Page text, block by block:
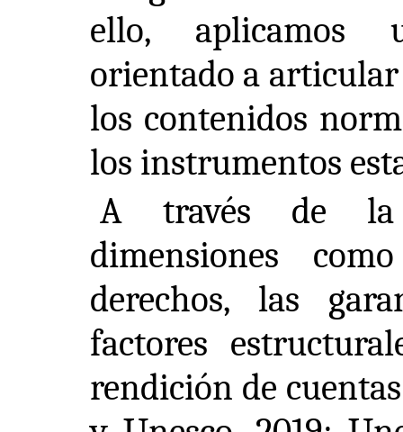
ello, aplicamos
orientado a
los contenidos
los instrumentos
A través de la
dimensiones
derechos, las
factores
rendición de